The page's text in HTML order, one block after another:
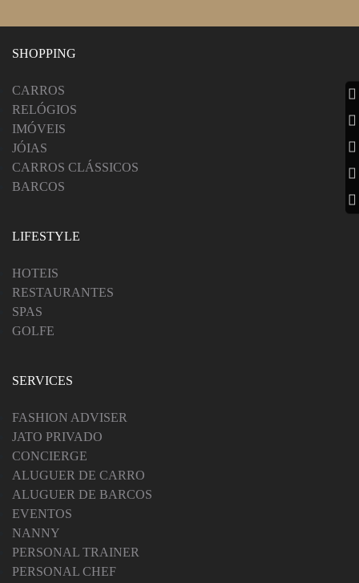
SHOPPING
CARROS
RELÓGIOS
IMÓVEIS
JÓIAS
CARROS CLÁSSICOS
BARCOS
LIFESTYLE
HOTEIS
RESTAURANTES
SPAS
GOLFE
SERVICES
FASHION ADVISER
JATO PRIVADO
CONCIERGE
ALUGUER DE CARRO
ALUGUER DE BARCOS
EVENTOS
NANNY
PERSONAL TRAINER
PERSONAL CHEF